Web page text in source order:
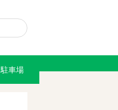
駐車場